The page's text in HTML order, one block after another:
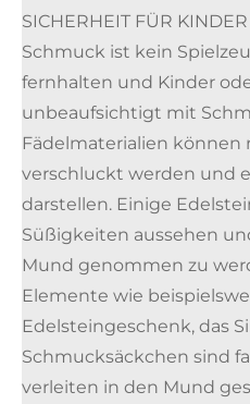
SICHERHEIT FÜR
Schmuck ist kein
fernhalten und Kinder
unbeaufsichtigt mit
Fädelmaterialien können
verschluckt werden und
darstellen. Einige
Süßigkeiten aussehen
Mund genommen zu
Elemente wie
Edelsteingeschenk, das
Schmucksäckchen sind
verleiten in den Mund